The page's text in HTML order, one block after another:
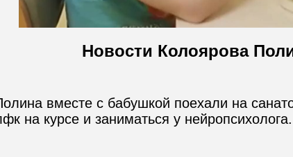
Новости Колоярова
вместе с бабушкой поехали на
на курсе и заниматься у нейропсихолога.